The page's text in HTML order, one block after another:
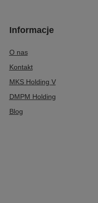
Informacje
O nas
Kontakt
MKS Holding V
DMPM Holding
Blog